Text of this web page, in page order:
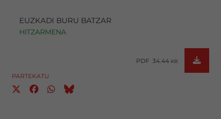
EUZKADI BURU BATZAR
HITZARMENA
PDF 34.44 KB
PARTEKATU